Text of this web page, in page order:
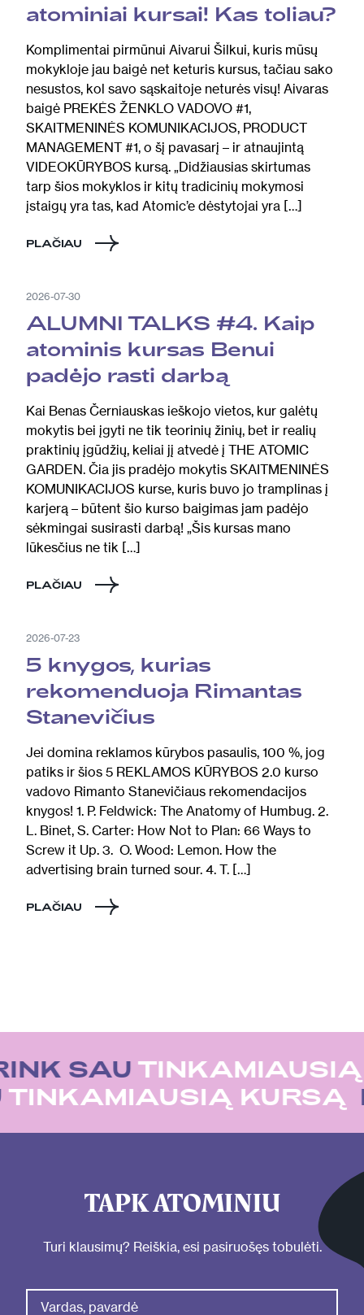
atominiai kursai! Kas toliau?
Komplimentai pirmūnui Aivarui Šilkui, kuris mūsų
mokykloje jau baigė net keturis kursus, tačiau sako
nesustos, kol savo sąskaitoje neturės visų! Aivaras
baigė PREKĖS ŽENKLO VADOVO #1,
SKAITMENINĖS KOMUNIKACIJOS, PRODUCT
MANAGEMENT #1, o šį pavasarį – ir atnaujintą
VIDEOKŪRYBOS kursą. „Didžiausias skirtumas
tarp šios mokyklos ir kitų tradicinių mokymosi
įstaigų yra tas, kad Atomic’e dėstytojai yra […]
PLAČIAU
2026-07-30
ALUMNI TALKS #4. Kaip
atominis kursas Benui
padėjo rasti darbą
Kai Benas Černiauskas ieškojo vietos, kur galėtų
mokytis bei įgyti ne tik teorinių žinių, bet ir realių
praktinių įgūdžių, keliai jį atvedė į THE ATOMIC
GARDEN. Čia jis pradėjo mokytis SKAITMENINĖS
KOMUNIKACIJOS kurse, kuris buvo jo tramplinas į
karjerą – būtent šio kurso baigimas jam padėjo
sėkmingai susirasti darbą! „Šis kursas mano
lūkesčius ne tik […]
PLAČIAU
2026-07-23
5 knygos, kurias
rekomenduoja Rimantas
Stanevičius
Jei domina reklamos kūrybos pasaulis, 100 %, jog
patiks ir šios 5 REKLAMOS KŪRYBOS 2.0 kurso
vadovo Rimanto Stanevičiaus rekomendacijos
knygos! 1. P. Feldwick: The Anatomy of Humbug. 2.
L. Binet, S. Carter: How Not to Plan: 66 Ways to
Screw it Up. 3. O. Wood: Lemon. How the
advertising brain turned sour. 4. T. […]
PLAČIAU
SAUTINKAMIAUSIĄ
TINKAMIAUSIĄ KURSĄ
TAPK ATOMINIU
Turi klausimų? Reiškia, esi pasiruošęs tobulėti.